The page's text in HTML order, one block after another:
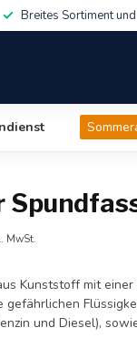
Breites Sortiment
MwSt.
Kunststoff mit
und Diesel),